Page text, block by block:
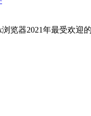
览器2021年最受欢迎